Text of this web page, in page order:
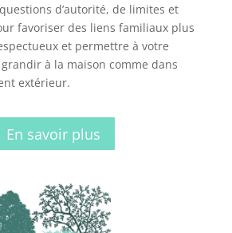
d’autorité, de limites et
favoriser des liens familiaux plus
et permettre à votre
à la maison comme dans
extérieur.
En savoir plus